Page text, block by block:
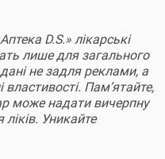
D.S.» лікарські
лише для загального
не задля реклами, а
властивості. Пам’ятайте,
може надати вичерпну
Уникайте